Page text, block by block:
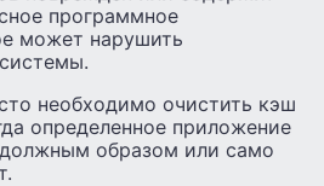
программное
может нарушить
необходимо очистить кэш
определенное приложение
должным образом или само